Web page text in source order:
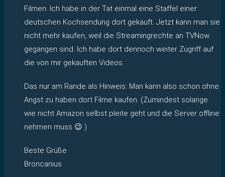
Filmen. Ich habe in der Tat einmal eine Staffel einer
deutschen Kochsendung dort gekauft. Jetzt kann man sie
nicht mehr kaufen, weil die Streamingrechte an TVNow
gegangen sind. Ich habe dort dennoch weiter Zugriff auf
die von mir gekauften Videos.
Das nur am Rande als Hinweis: Man kann also schon ohne
Angst zu haben dort Filme kaufen. (Zumindest solange
wie nicht Amazon selbst pleite geht und die Server offline
nehmen muss 😉 )
Beste Grüße
Broncanius